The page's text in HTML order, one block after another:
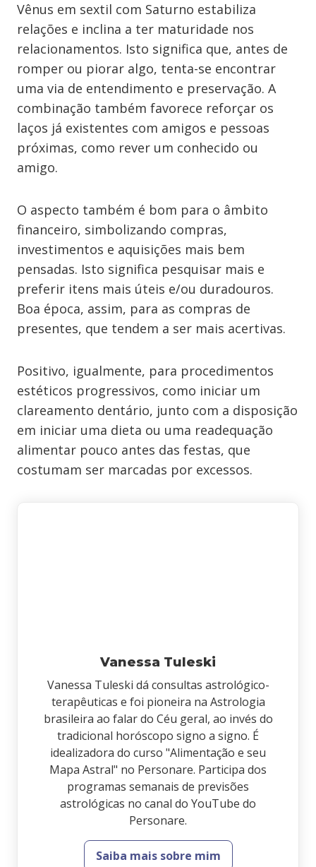
Vênus em sextil com Saturno estabiliza
relações e inclina a ter maturidade nos
relacionamentos. Isto significa que, antes de
romper ou piorar algo, tenta-se encontrar
uma via de entendimento e preservação. A
combinação também favorece reforçar os
laços já existentes com amigos e pessoas
próximas, como rever um conhecido ou
amigo.
O aspecto também é bom para o âmbito
financeiro, simbolizando compras,
investimentos e aquisições mais bem
pensadas. Isto significa pesquisar mais e
preferir itens mais úteis e/ou duradouros.
Boa época, assim, para as compras de
presentes, que tendem a ser mais acertivas.
Positivo, igualmente, para procedimentos
estéticos progressivos, como iniciar um
clareamento dentário, junto com a disposição
em iniciar uma dieta ou uma readequação
alimentar pouco antes das festas, que
costumam ser marcadas por excessos.
Vanessa Tuleski
Vanessa Tuleski dá consultas astrológico-
terapêuticas e foi pioneira na Astrologia
brasileira ao falar do Céu geral, ao invés do
tradicional horóscopo signo a signo. É
idealizadora do curso "Alimentação e seu
Mapa Astral" no Personare. Participa dos
programas semanais de previsões
astrológicas no canal do YouTube do
Personare.
Saiba mais sobre mim